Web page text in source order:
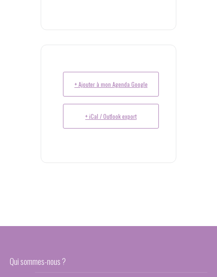
+ Ajouter à mon Agenda Google
+ iCal / Outlook export
Qui sommes-nous ?